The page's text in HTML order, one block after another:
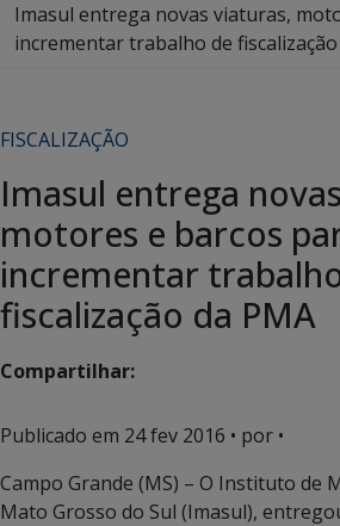
Imasul entrega novas viaturas,
incrementar trabalho de
FISCALIZAÇÃO
Imasul entrega
motores e barcos
incrementar
fiscalização da PMA
Compartilhar:
Publicado em 24 fev 2016 • por •
Campo Grande (MS) – O Instituto de
Mato Grosso do Sul (Imasul),